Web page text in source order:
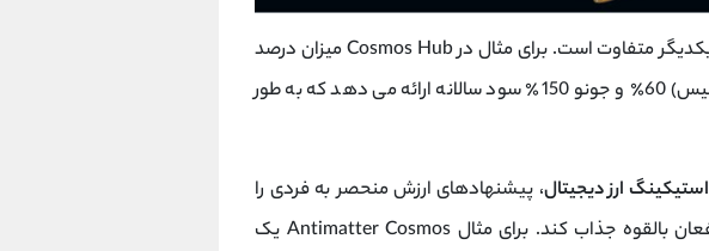
همچنین میزان درصد سالانه (APR) زنجیره ها با یکدیگر متفاوت است. برای مثال در Cosmos Hub میزان درصد
سالانه 15% است. در حالی که Osmosis (اسموسیس) 60٪ و جونو 150٪ سود سالانه ارائه می دهد که به طور
استیکینگ ارز دیجیتال، پیشنهادهای ارزش منحصر به فردی را
ارائه می دهند که ممکن است آنها را برای ذینفعان بالقوه جذاب کند. برای مثال Antimatter Cosmos یک